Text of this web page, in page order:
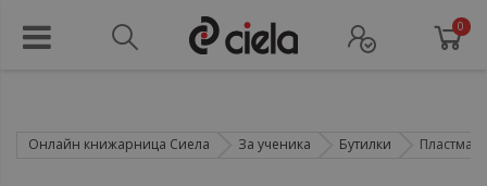
0
Онлайн книжарница Сиела За ученика Бутилки